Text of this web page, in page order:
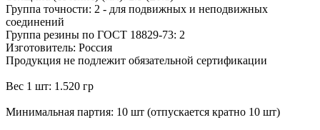
Группа точности: 2 - для подвижных и неподвижных
соединений
Группа резины по ГОСТ 18829-73: 2
Изготовитель: Россия
Продукция не подлежит обязательной сертификации
Вес 1 шт: 1.520 гр
Минимальная партия: 10 шт (отпускается кратно 10 шт)